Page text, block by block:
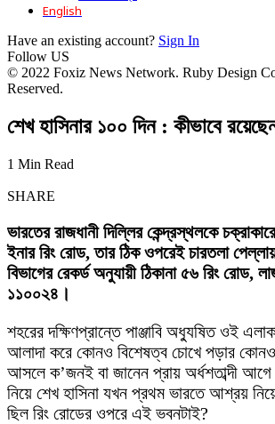
English
Have an existing account? Sign In
Follow US
© 2022 Foxiz News Network. Ruby Design
Reserved.
শেখ হাসিনার ১০০ দিন : কীভাবে
1 Min Read
SHARE
ভারতের রাজধানী দিল্লির কেন্দ্রস্থলকে
ইনার রিং রোড, তার ঠিক ওপরেই চারতলা
বিভাগের রেকর্ড অনুযায়ী ঠিকানা ৫৬ রিং রোড,
১১০০২৪।
শহরের দক্ষিণপ্রান্তে পাঞ্জাবি অধ্যুষিত ওই
আলাদা করে কোনও বিশেষত্ব চোখে পড়ার
আসলে ক’জনই বা জানেন প্রায় অর্ধশতাব্দী আগে
নিয়ে শেখ হাসিনা যখন প্রথম ভারতে আশ্রয়
ছিল রিং রোডের ওপরে এই ভবনটাই?